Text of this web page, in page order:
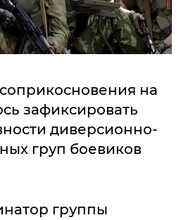
на
зафиксировать
диверсионно-
груп боевиков
группы